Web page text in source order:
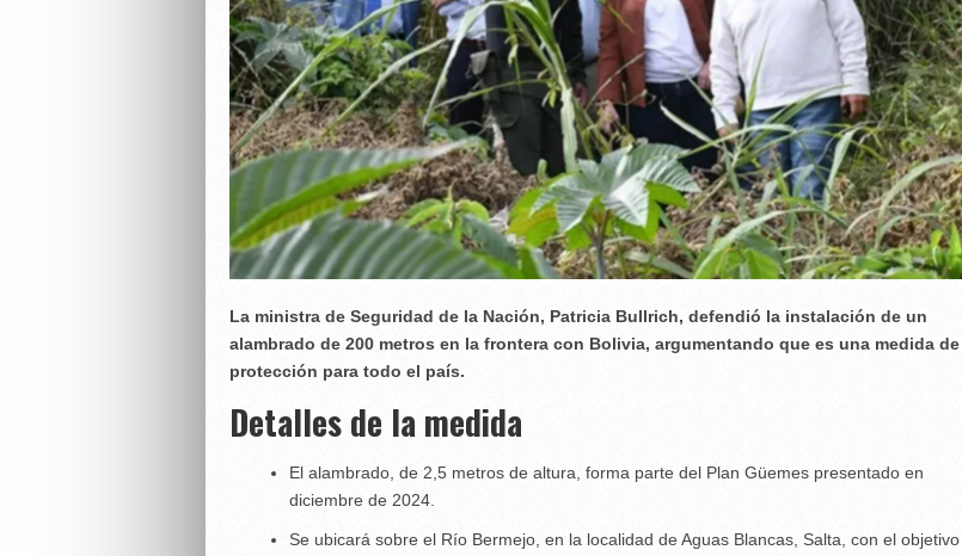
La ministra de Seguridad de la Nación, Patricia Bullrich, defendió la instalación de un
alambrado de 200 metros en la frontera con Bolivia, argumentando que es una medida de
protección para todo el país.
Detalles de la medida
El alambrado, de 2,5 metros de altura, forma parte del Plan Güemes presentado en
diciembre de 2024.
Se ubicará sobre el Río Bermejo, en la localidad de Aguas Blancas, Salta, con el objetivo